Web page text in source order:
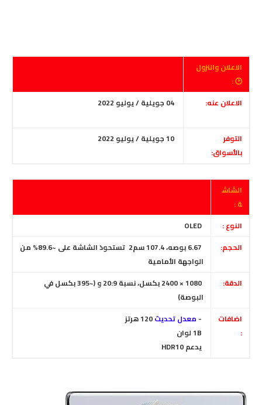
الاعلان والنزول
🕑 :
الاعلان عنه:
التوفر
بالأسواق:
الشاش
ة :
النوع :
الحجم:
6.67 بوصه، 107.4 سم2 تستحوذ الشاشة على ~89.6% من
الواجهة الأمامية
الدقة:
1080 × 2400 بكسل، نسبة 20:9 و (~395 بكسل في
البوصة)
اضافات
:
- معدل تحديث
يدعم HDR10